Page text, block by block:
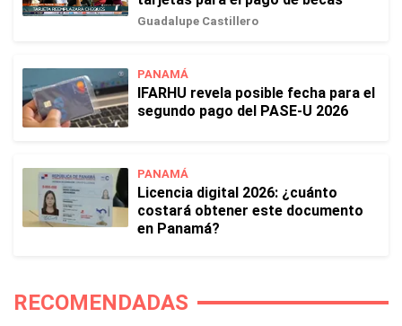
Guadalupe Castillero
PANAMÁ
IFARHU revela posible fecha para el
segundo pago del PASE-U 2026
PANAMÁ
Licencia digital 2026: ¿cuánto
costará obtener este documento
en Panamá?
RECOMENDADAS